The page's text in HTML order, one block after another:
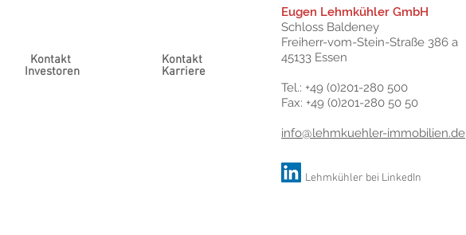
Kontakt
Investoren
Kontakt
Karriere
Eugen Lehmkühler GmbH
Schloss Baldeney
Freiherr-vom-Stein-Straße 386 a
45133 Essen
Tel.: +49 (0)201-280 500
Fax: +49 (0)201-280 50 50
info@lehmkuehler-immobilien.de
Lehmkühler bei LinkedIn